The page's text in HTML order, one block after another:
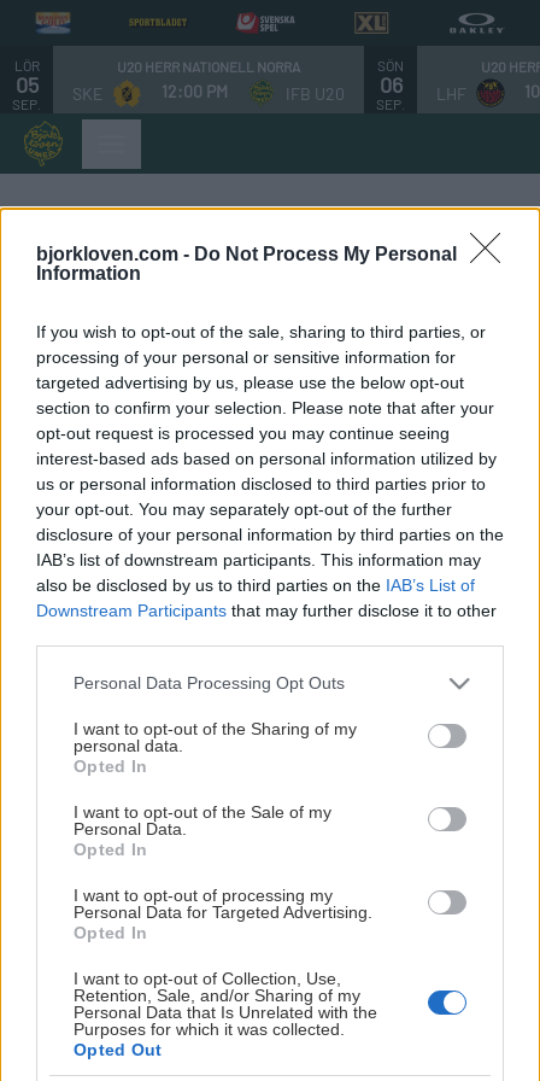
bjorkloven.com - Do Not Process My Personal
Information
If you wish to opt-out of the sale, sharing to third parties, or
processing of your personal or sensitive information for
targeted advertising by us, please use the below opt-out
section to confirm your selection. Please note that after your
opt-out request is processed you may continue seeing
interest-based ads based on personal information utilized by
us or personal information disclosed to third parties prior to
your opt-out. You may separately opt-out of the further
disclosure of your personal information by third parties on the
IAB’s list of downstream participants. This information may
also be disclosed by us to third parties on the IAB’s List of
Downstream Participants that may further disclose it to other
Please note that this website/app uses one or more Google
not limited to your visit or usage behaviour. You may click to
grant or deny consent to Google and its third-party tags to
use your data for below specified purposes in below Google
consent section.
Personal Data Processing Opt Outs
I want to opt-out of the Sharing of my
personal data.
Opted In
I want to opt-out of the Sale of my
Personal Data.
Opted In
I want to opt-out of processing my
Personal Data for Targeted Advertising.
Opted In
I want to opt-out of Collection, Use,
Retention, Sale, and/or Sharing of my
Personal Data that Is Unrelated with the
Purposes for which it was collected.
Opted Out
LÖR
05
SEP.
U20 HERR NATIONELL NORRA
SKE 12:00 PM IFB U20
SÖN
06
SEP.
U20
LHF
Hjältarnas hus
Till Norrlands universitetssjukhus i Umeå remitteras
svårt sjuka barn och deras familjer från Sveriges fyra
nordligaste län. Det betyder att det blir upp till 70 mil
mellan hemmet och universitetssjukhuset i vår region.
Avståndet innebär att familjer ofta måste splittras om ett
barn blir långvarigt sjuk under en tid med stora
påfrestningar.
I Hjältarnas hus kommer barnen att kunna bo tillsammans
med sin familj under behandlingsperioden, oavsett om
sjukhusvistelsen sträcker sig över ett par dagar, veckor
eller månader. Hjältarnas hus ska bli ett familjehus
anpassat för hela familjen med en känsla av ”nästan som
Björklöven bistår Hjältarnas Hus med att skapa bättre
partners. Björklöven genomför dessutom ett antal
aktiviteter tillsammans med Hjältarnas Hus.
Säsongen 2017/18 anordnades en insamling till förmån för
Hjältarnas Hus som inbringade 40.028 kronor.
Visa mer
WIMT
GDPR
ÅRSREDOVISNINGAR
ÅRSSTÄMMA 2026